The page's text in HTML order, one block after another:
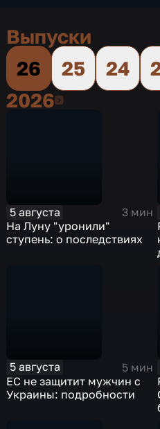
Выпуски
26
25 24
20262026
5 августа
3 мин
На Луну "уронили"
ступень: о последствиях
5 августа
5 мин
ЕС не защитит мужчин с
Украины: подробности